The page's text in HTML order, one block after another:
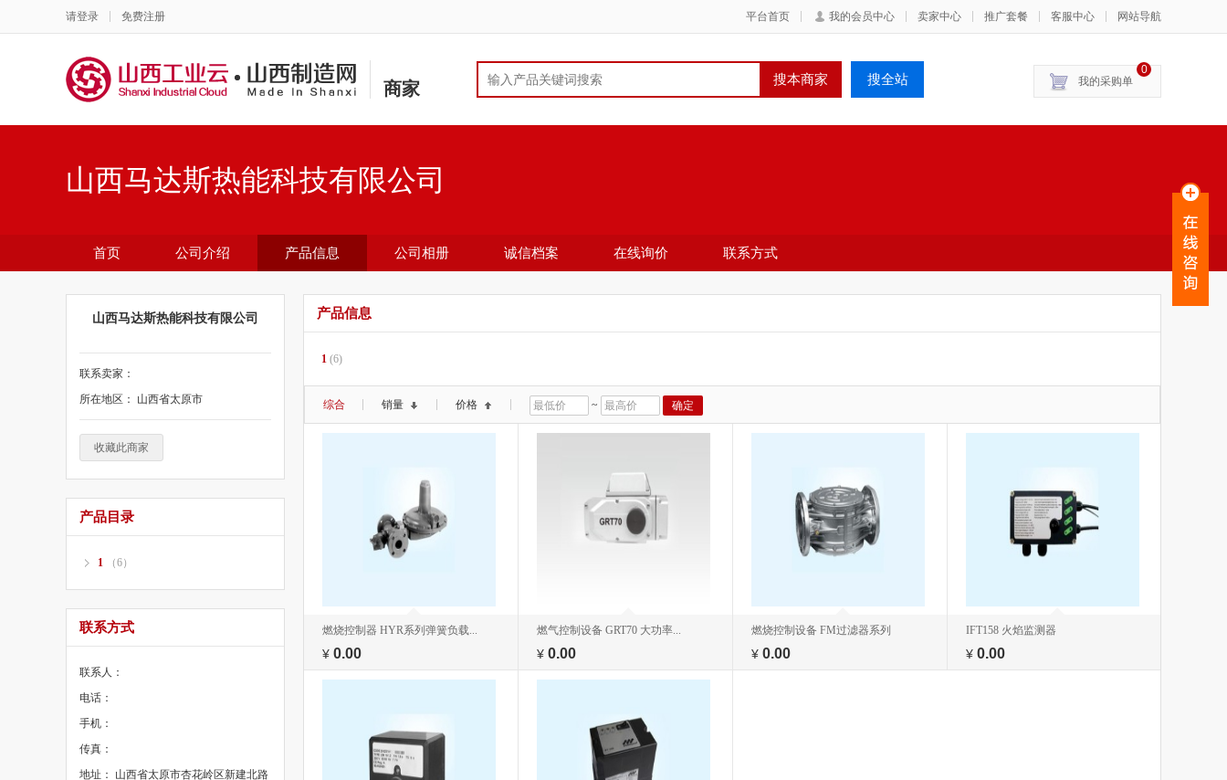
请登录 免费注册 平台首页 我的会员中心 卖家中心 推广套餐 客服中心 网站导航
商家 我的采购单
0
山西马达斯热能科技有限公司
首页 公司介绍 产品信息 公司相册 诚信档案 在线询价 联系方式
山西马达斯热能科技有限公司
联系卖家：
所在地区： 山西省太原市
收藏此商家
产品目录
1 （6）
联系方式
联系人：
电话：
手机：
传真：
地址： 山西省太原市杏花岭区新建北路
产品信息
1 (6)
综合 销量 价格 ~
燃烧控制器 HYR系列弹簧负载...
¥ 0.00
燃气控制设备 GRT70 大功率...
¥ 0.00
燃烧控制设备 FM过滤器系列
¥ 0.00
IFT158 火焰监测器
¥ 0.00